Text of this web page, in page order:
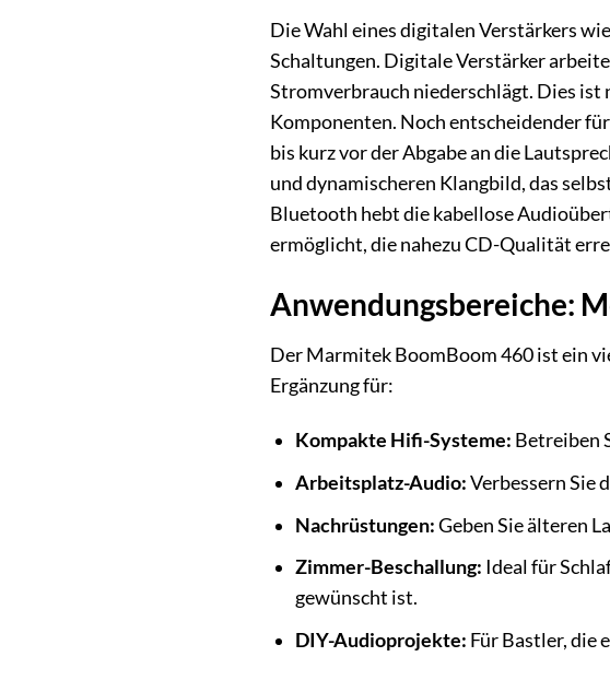
Die Wahl eines digitalen Verstärkers
Schaltungen. Digitale Verstärker
Stromverbrauch niederschlägt. Dies
Komponenten. Noch entscheidender
bis kurz vor der Abgabe an die
und dynamischeren Klangbild, das
Bluetooth hebt die kabellose
ermöglicht, die nahezu CD-Qualität
Anwendungsbereiche:
Der Marmitek BoomBoom 460 ist ein
Ergänzung für:
Kompakte Hifi-Systeme: Betreiben
Arbeitsplatz-Audio:Verbessern Sie
Nachrüstungen:Geben Sie älteren
Zimmer-Beschallung: Ideal für
gewünscht ist.
DIY-Audioprojekte: Für Bastler, die